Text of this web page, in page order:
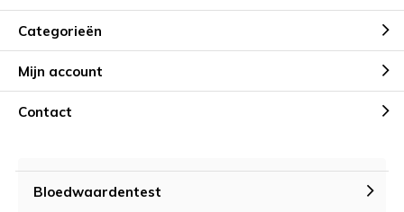
Categorieën
Mijn account
Contact
Bloedwaardentest